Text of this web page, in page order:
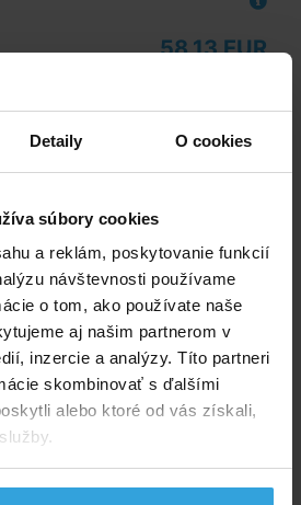
Detaily O cookies
súbory cookies
a reklám, poskytovanie funkcií
návštevnosti používame
o tom, ako používate naše
aj našim partnerom v
inzercie a analýzy. Títo partneri
skombinovať s ďalšími
alebo ktoré od vás získali,
58,13 EUR
200W so
Skladom 5 ks
72,92 EUR
do košíka
300W so
Skladom 2 ks
90,83 EUR